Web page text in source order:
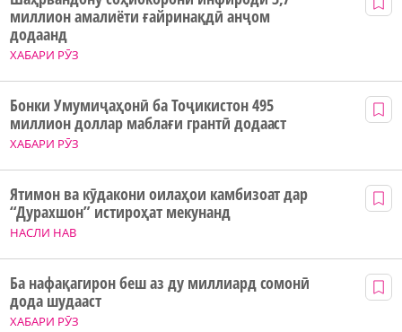
ХАБАРИ РӮЗ
миллион амалиёти ғайринақдӣ анҷом
додаанд
ХАБАРИ РӮЗ
Бонки Умумиҷаҳонӣ ба Тоҷикистон 495
миллион доллар маблағи грантӣ додааст
НАСЛИ НАВ
Ятимон ва кӯдакони оилаҳои камбизоат дар
“Дурахшон” истироҳат мекунанд
ХАБАРИ РӮЗ
Ба нафақагирон беш аз ду миллиард сомонӣ
дода шудааст